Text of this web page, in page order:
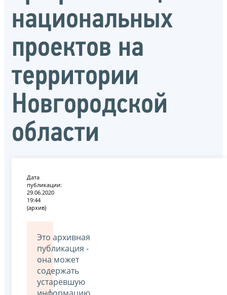
национальных
проектов на
территории
Новгородской
области
Дата
публикации:
29.06.2020
19:44
(архив)
Это архивная
публикация -
она может
содержать
устаревшую